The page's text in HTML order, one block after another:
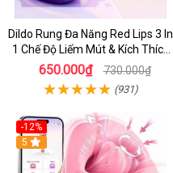
Dildo Rung Đa Năng Red Lips 3 In
1 Chế Độ Liếm Mút & Kích Thích
Điểm G
650.000₫ 730.000₫
(931)
-12%
5